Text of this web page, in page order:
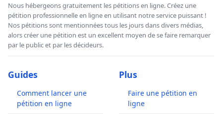
Nous hébergeons gratuitement les pétitions en ligne. Créez une
pétition professionnelle en ligne en utilisant notre service puissant !
Nos pétitions sont mentionnées tous les jours dans divers médias,
alors créer une pétition est un excellent moyen de se faire remarquer
par le public et par les décideurs.
Guides
Comment lancer une
pétition en ligne
Plus
Faire une pétition en
ligne